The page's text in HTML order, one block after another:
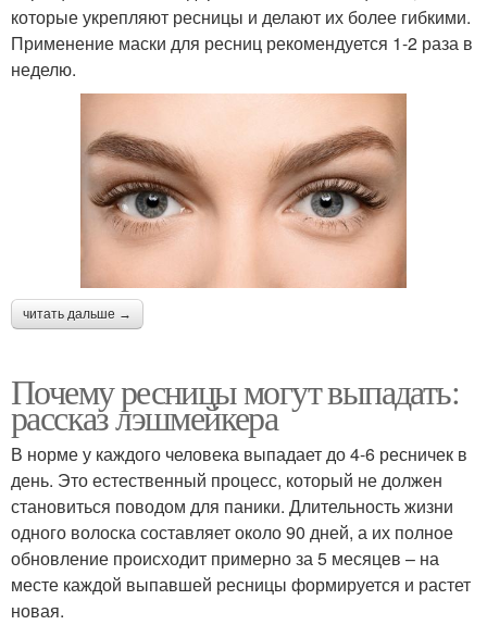
которые укрепляют ресницы и делают их более гибкими.
Применение маски для ресниц рекомендуется 1-2 раза в
неделю.
читать дальше →
Почему ресницы могут выпадать:
рассказ лэшмейкера
В норме у каждого человека выпадает до 4-6 ресничек в
день. Это естественный процесс, который не должен
становиться поводом для паники. Длительность жизни
одного волоска составляет около 90 дней, а их полное
обновление происходит примерно за 5 месяцев – на
месте каждой выпавшей ресницы формируется и растет
новая.